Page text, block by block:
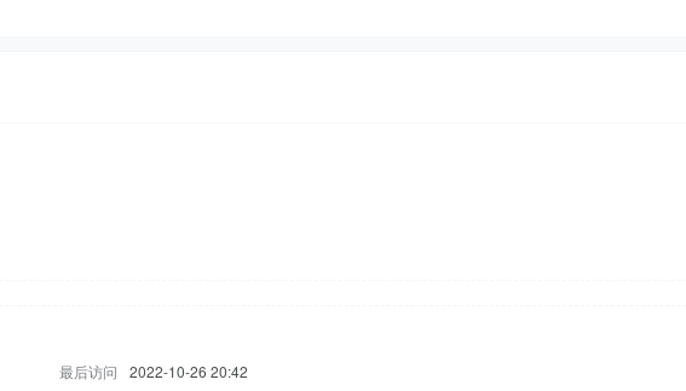
最后访问
2022-10-26 20:42